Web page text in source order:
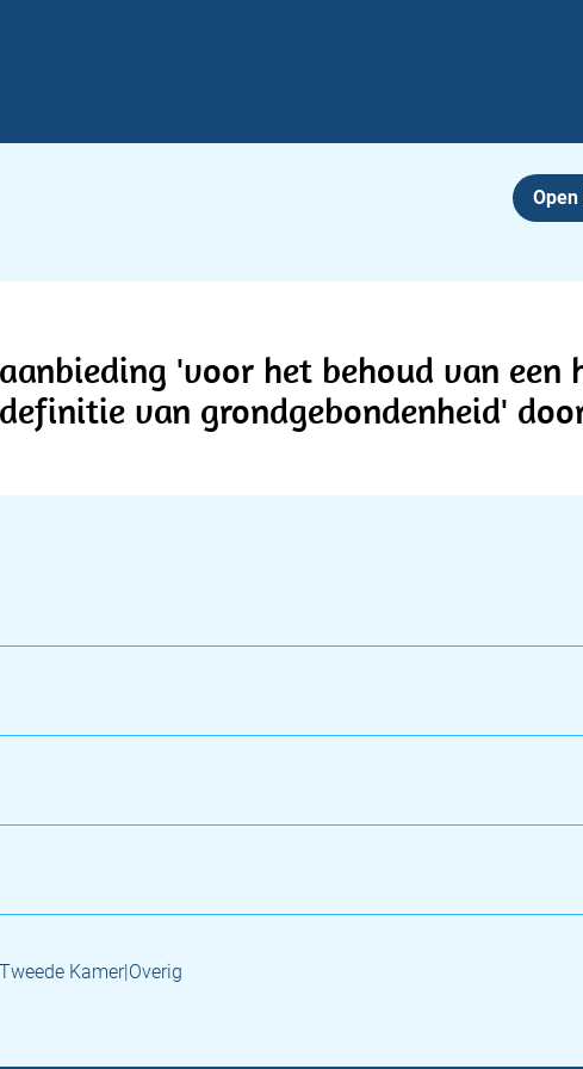
Open
'voor het behoud van een
van grondgebondenheid'
Kamer|Overig